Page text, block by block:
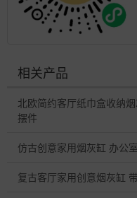
相关产品
北欧简约客厅纸巾盒收纳
摆件
仿古创意家用烟灰缸 办公
复古客厅家用创意烟灰缸